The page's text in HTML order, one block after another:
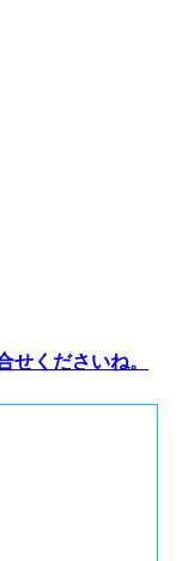
くださいね。